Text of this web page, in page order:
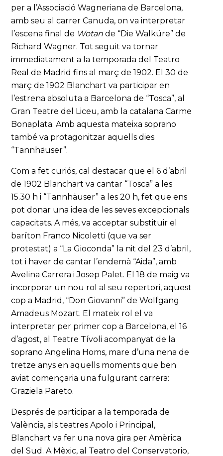
per a l’Associació Wagneriana de Barcelona,
amb seu al carrer Canuda, on va interpretar
l’escena final de Wotan de “Die Walküre” de
Richard Wagner. Tot seguit va tornar
immediatament a la temporada del Teatro
Real de Madrid fins al març de 1902. El 30 de
març de 1902 Blanchart va participar en
l’estrena absoluta a Barcelona de “Tosca”, al
Gran Teatre del Liceu, amb la catalana Carme
Bonaplata. Amb aquesta mateixa soprano
també va protagonitzar aquells dies
“Tannhäuser”.
Com a fet curiós, cal destacar que el 6 d’abril
de 1902 Blanchart va cantar “Tosca” a les
15.30 h i “Tannhäuser” a les 20 h, fet que ens
pot donar una idea de les seves excepcionals
capacitats. A més, va acceptar substituir el
baríton Franco Nicoletti (que va ser
protestat) a “La Gioconda” la nit del 23 d’abril,
tot i haver de cantar l’endemà “Aida”, amb
Avelina Carrera i Josep Palet. El 18 de maig va
incorporar un nou rol al seu repertori, aquest
cop a Madrid, “Don Giovanni” de Wolfgang
Amadeus Mozart. El mateix rol el va
interpretar per primer cop a Barcelona, el 16
d’agost, al Teatre Tívoli acompanyat de la
soprano Angelina Homs, mare d’una nena de
tretze anys en aquells moments que ben
aviat començaria una fulgurant carrera:
Graziela Pareto.
Després de participar a la temporada de
València, als teatres Apolo i Principal,
Blanchart va fer una nova gira per Amèrica
del Sud. A Mèxic, al Teatro del Conservatorio,